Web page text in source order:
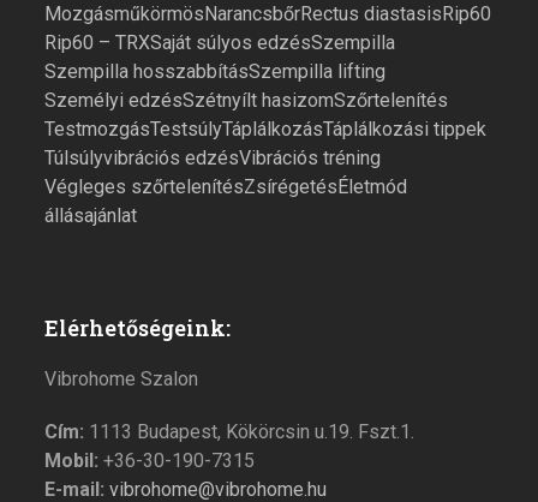
MozgásműkörmösNarancsbőrRectus diastasisRip60
Rip60 – TRXSaját súlyos edzésSzempilla
Szempilla hosszabbításSzempilla lifting
Személyi edzésSzétnyílt hasizomSzőrtelenítés
TestmozgásTestsúlyTáplálkozásTáplálkozási tippek
Túlsúlyvibrációs edzésVibrációs tréning
Végleges szőrtelenítésZsírégetésÉletmód
állásajánlat
Elérhetőségeink:
Vibrohome Szalon
Cím: 1113 Budapest, Kökörcsin u.19. Fszt.1.
Mobil: +36-30-190-7315
E-mail: vibrohome@vibrohome.hu